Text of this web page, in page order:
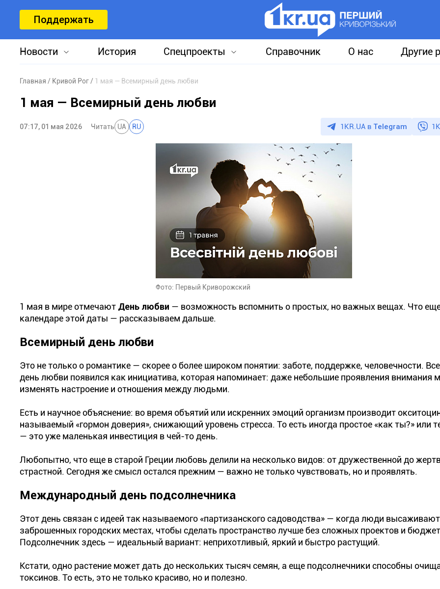
Поддержать
Новости История Спецпроекты Справочник О нас Другие
Главная Кривой Рог 1 мая — Всемирный день любви
1 мая — Всемирный день любви
07:17, 01 мая 2026 Читать UA RU 1KR.UA в Telegram
Фото: Первый Криворожский
1 мая в мире отмечают День любви — возможность вспомнить о простых, но важных вещах. Что
календаре этой даты — рассказываем дальше.
Всемирный день любви
Это не только о романтике — скорее о более широком понятии: заботе, поддержке, человечности.
день любви появился как инициатива, которая напоминает: даже небольшие проявления внимания
изменять настроение и отношения между людьми.
Есть и научное объяснение: во время объятий или искренних эмоций организм производит
называемый «гормон доверия», снижающий уровень стресса. То есть иногда простое «как ты?» или
— это уже маленькая инвестиция в чей-то день.
Любопытно, что еще в старой Греции любовь делили на несколько видов: от дружественной до
страстной. Сегодня же смысл остался прежним — важно не только чувствовать, но и проявлять.
Международный день подсолнечника
Этот день связан с идеей так называемого «партизанского садоводства» — когда люди
заброшенных городских местах, чтобы сделать пространство лучше без сложных проектов и
Подсолнечник здесь — идеальный вариант: неприхотливый, яркий и быстро растущий.
Кстати, одно растение может дать до нескольких тысяч семян, а еще подсолнечники способны
токсинов. То есть, это не только красиво, но и полезно.